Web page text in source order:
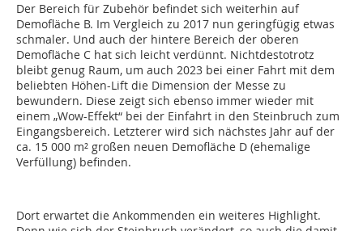
Der Bereich für Zubehör befindet sich weiterhin auf
Demofläche B. Im Vergleich zu 2017 nun geringfügig etwas
schmaler. Und auch der hintere Bereich der oberen
Demofläche C hat sich leicht verdünnt. Nichtdestotrotz
bleibt genug Raum, um auch 2023 bei einer Fahrt mit dem
beliebten Höhen-Lift die Dimension der Messe zu
bewundern. Diese zeigt sich ebenso immer wieder mit
einem „Wow-Effekt“ bei der Einfahrt in den Steinbruch zum
Eingangsbereich. Letzterer wird sich nächstes Jahr auf der
ca. 15 000 m² großen neuen Demofläche D (ehemalige
Verfüllung) befinden.
Dort erwartet die Ankommenden ein weiteres Highlight.